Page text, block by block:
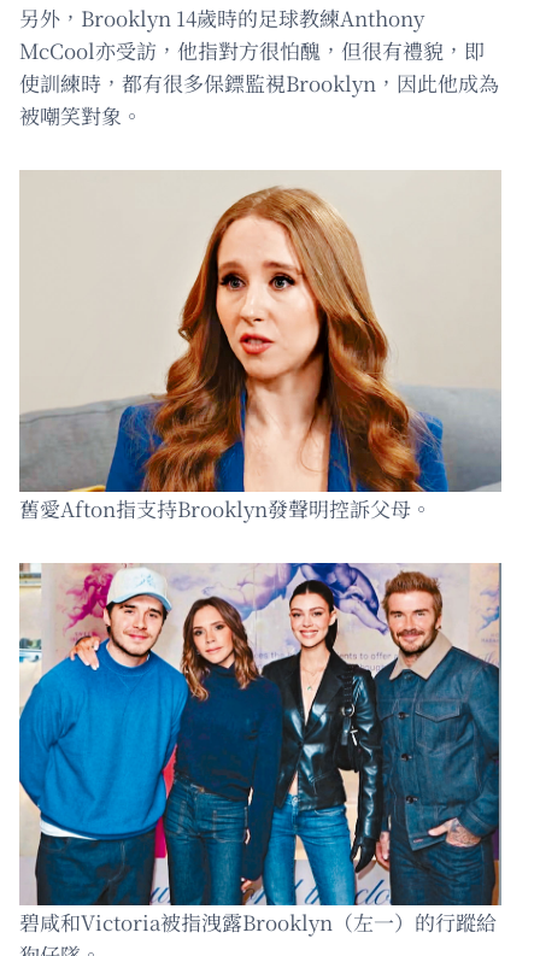
另外，Brooklyn 14歲時的足球教練Anthony
McCool亦受訪，他指對方很怕醜，但很有禮貌，即
使訓練時，都有很多保鏢監視Brooklyn，因此他成為
被嘲笑對象。
舊愛Afton指支持Brooklyn發聲明控訴父母。
碧咸和Victoria被指洩露Brooklyn（左一）的行蹤給